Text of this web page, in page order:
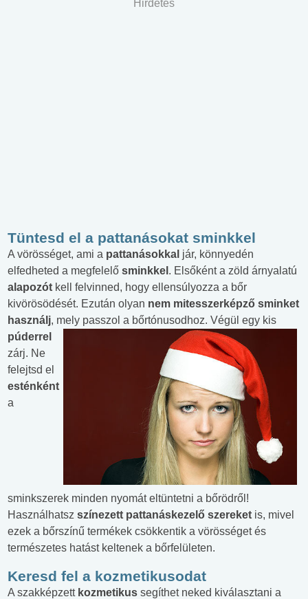
Hirdetés
Tüntesd el a pattanásokat sminkkel
A vörösséget, ami a pattanásokkal jár, könnyedén
elfedheted a megfelelő sminkkel . Elsőként a zöld árnyalatú
alapozót kell felvinned, hogy ellensúlyozza a bőr
kivörösödését. Ezután olyan nem mitesszerképző sminket
használj, mely passzol a bőrtónusodhoz. Végül egy kis
púderrel
zárj. Ne
felejtsd el
esténként
a
sminkszerek minden nyomát eltüntetni a bőrödről!
Használhatsz színezett pattanáskezelő szereket is, mivel
ezek a bőrszínű termékek csökkentik a vörösséget és
természetes hatást keltenek a bőrfelületen.
Keresd fel a kozmetikusodat
A szakképzett kozmetikus segíthet neked kiválasztani a